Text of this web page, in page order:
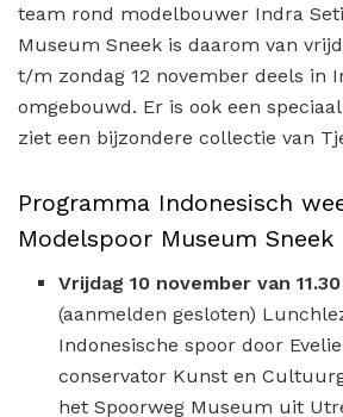
team rond modelbouwer Indra
Museum Sneek is daarom van
t/m zondag 12 november deels in
omgebouwd. Er is ook een
ziet een bijzondere collectie van
Programma Indonesisch
Modelspoor Museum Sneek
Vrijdag 10 november van
(aanmelden gesloten)
Indonesische spoor door
conservator Kunst en
het Spoorweg Museum uit